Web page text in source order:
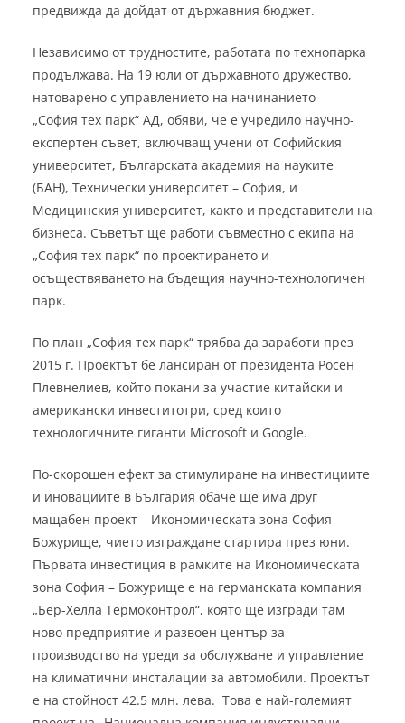
предвижда да дойдат от държавния бюджет.
Независимо от трудностите, работата по технопарка
продължава. На 19 юли от държавното дружество,
натоварено с управлението на начинанието –
„София тех парк“ АД, обяви, че е учредило научно-
експертен съвет, включващ учени от Софийския
университет, Българската академия на науките
(БАН), Технически университет – София, и
Медицинския университет, както и представители на
бизнеса. Съветът ще работи съвместно с екипа на
„София тех парк“ по проектирането и
осъществяването на бъдещия научно-технологичен
парк.
По план „София тех парк“ трябва да заработи през
2015 г. Проектът бе лансиран от президента Росен
Плевнелиев, който покани за участие китайски и
американски инвеститотри, сред които
технологичните гиганти Microsoft и Google.
По-скорошен ефект за стимулиране на инвестициите
и иновациите в България обаче ще има друг
мащабен проект – Икономическата зона София –
Божурище, чието изграждане стартира през юни.
Първата инвестиция в рамките на Икономическата
зона София – Божурище е на германската компания
„Бер-Хелла Термоконтрол“, която ще изгради там
ново предприятие и развоен център за
производство на уреди за обслужване и управление
на климатични инсталации за автомобили. Проектът
е на стойност 42.5 млн. лева. Това е най-големият